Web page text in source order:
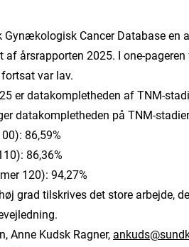
Gynækologisk Cancer Database en
årsrapporten 2025. I one-
var lav.
er datakompletheden af TNM-
datakompletheden på TNM-
86,59%
86,36%
120): 94,27%
grad tilskrives det store arbejde,
Anne Kudsk Ragner,